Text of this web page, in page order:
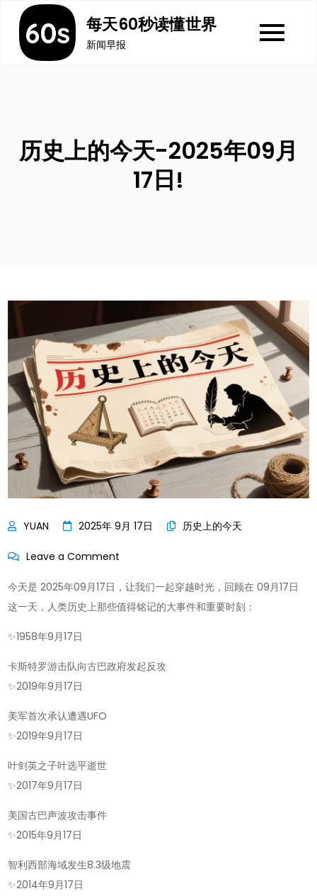
content
每天60秒读懂世界
新闻早报
历史上的今天-2025年09月
17日!
2025年 9月 17日 历史上的今天
Leave a Comment
史
上
天-2025
今天是 2025年09月17日，让我们一起穿越时光，回顾在 09月17日
这一天，人类历史上那些值得铭记的大事件和重要时刻：
✨1958年9月17日
卡斯特罗游击队向古巴政府发起反攻
✨2019年9月17日
美军首次承认遭遇UFO
✨2019年9月17日
叶剑英之子叶选平逝世
✨2017年9月17日
美国古巴声波攻击事件
✨2015年9月17日
智利西部海域发生8.3级地震
✨2014年9月17日